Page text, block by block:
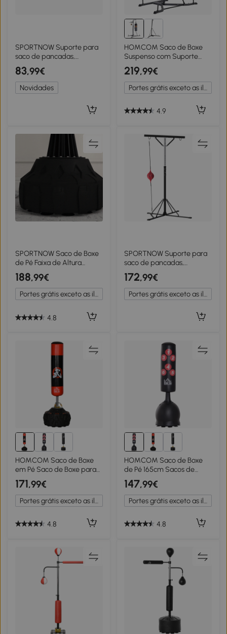
SPORTNOW Suporte para
saco de pancadas,
montagem na parede, 9
ângulos, aço, até 100 kg,
preto
83,99€
Novidades
HOMCOM Saco de Boxe
Suspenso com Suporte
Bola de Velocidade
Ajustável em Altura de 167-
187cm e Inflador para
Treinamento Fitness em
cm Preto e Cinza
219,99€
Portes grátis exceto as ilhas
4.9
SPORTNOW Saco de Boxe
de Pé Faixa de Altura
Ajustável 65–175 cm Base
Recarregável com
Ventosas A 57x57x175 cm
Preto
188,99€
Portes grátis exceto as ilhas
4.8
SPORTNOW Suporte para
saco de pancadas,
ajustável em altura, com
speedball, estrutura
metálica, 160L x 145B x 175-
220H cm, preto
172,99€
Portes grátis exceto as ilhas
HOMCOM Saco de Boxe
em Pé Saco de Boxe para
Adultos com Grande Base
Preenchível de Areia e
Água Ø60x180 cm Preto e
Vermelho
171,99€
Portes grátis exceto as ilhas
4.8
HOMCOM Saco de Boxe
de Pé 165cm Sacos de
Chão com Suporte para
Preencher de Água ou
Areia para Adultos e
Crianças Preto
147,99€
Portes grátis exceto as ilhas
4.8